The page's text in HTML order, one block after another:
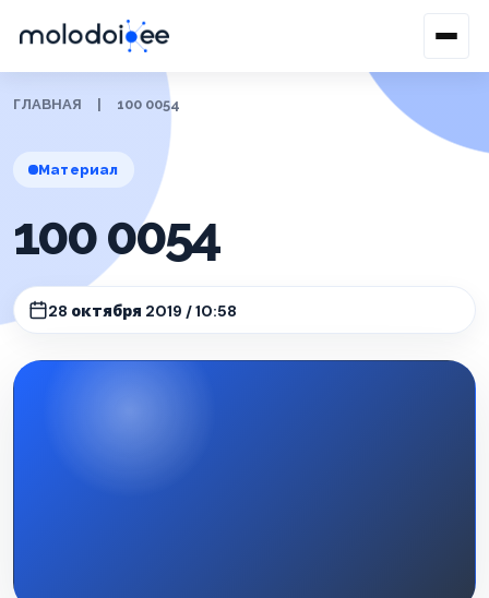
ГЛАВНАЯ 100 0054
Материал
100 0054
28 октября 2019 / 10:58